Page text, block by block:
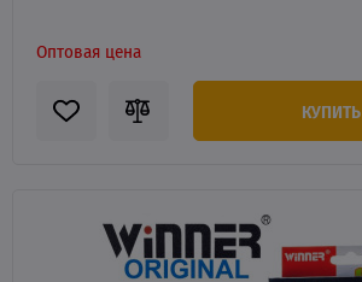
Оптовая цена
КУПИТЬ